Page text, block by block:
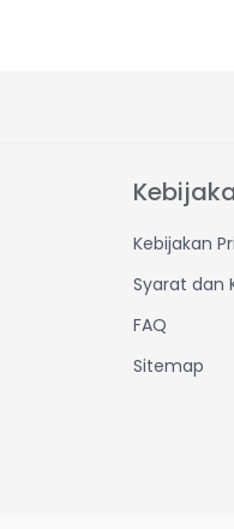
Kebijakan
Syarat dan
FAQ
Sitemap